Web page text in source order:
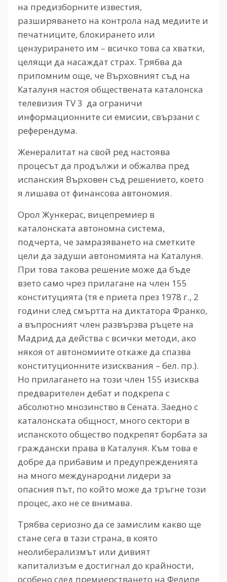
на предизборните известия,
разширяването на контрола над медиите и
печатниците, блокирането или
цензурирането им – всичко това са хватки,
целящи да насаждат страх. Трябва да
припомним още, че Върховният съд на
Каталуня настоя обществената каталонска
телевизия TV 3 да ограничи
информационните си емисии, свързани с
референдума.
Женералитат на свой ред настоява
процесът да продължи и обжалва пред
испанския Върховен съд решението, което
я лишава от финансова автономия.
Орол Жункерас, вицепремиер в
каталонската автономна система,
подчерта, че замразяването на сметките
цели да задуши автономията на Каталуня.
При това такова решение може да бъде
взето само чрез прилагане на член 155
конституцията (тя е приета през 1978 г., 2
години след смъртта на диктатора Франко,
а въпросният член развързва ръцете на
Мадрид да действа с всички методи, ако
някоя от автономиите откаже да спазва
конституционните изисквания – бел. пр.).
Но прилагането на този член 155 изисква
предварителен дебат и подкрепа с
абсолютно мнозинство в Сената. Заедно с
каталонската общност, много сектори в
испанското общество подкрепят борбата за
граждански права в Каталуня. Към това е
добре да прибавим и предупрежденията
на много международни лидери за
опасния път, по който може да тръгне този
процес, ако не се внимава.
Трябва сериозно да се замислим какво ще
стане сега в тази страна, в която
неолиберализмът или дивият
капитализъм е достигнал до крайности,
особено след премиерстването на Фелипе